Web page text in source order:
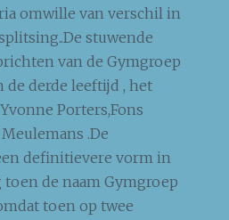
omwille van verschil in
stuwende
van de Gymgroep
de derde leeftijd , het
Porters,Fons
.De
definitievere vorm in
toen de naam Gymgroep
toen op twee